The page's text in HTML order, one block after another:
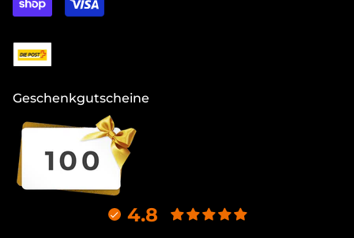
Geschenkgutscheine
4.8